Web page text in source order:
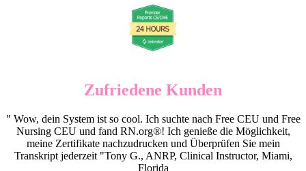
Zufriedene Kunden
" Wow, dein System ist so cool. Ich suchte nach Free CEU und Free
Nursing CEU und fand RN.org®! Ich genieße die Möglichkeit,
meine Zertifikate nachzudrucken und Überprüfen Sie mein
Transkript jederzeit "Tony G., ANRP, Clinical Instructor, Miami,
Florida